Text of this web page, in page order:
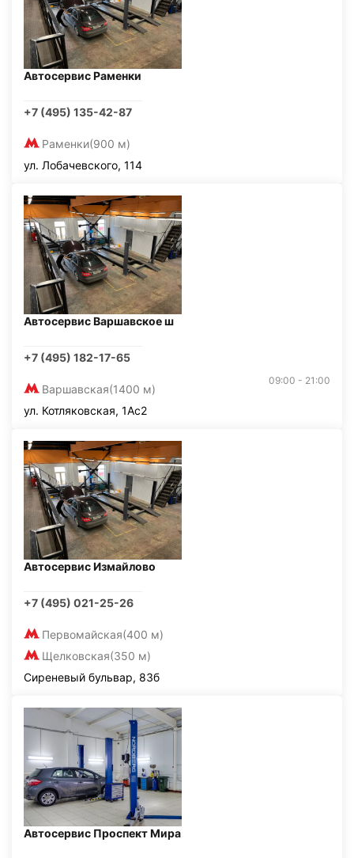
Автосервис Раменки
+7 (495) 135-42-87
Раменки(900 м)
ул. Лобачевского, 114
Автосервис Варшавское ш
+7 (495) 182-17-65
Варшавская(1400 м)
09:00 - 21:00
ул. Котляковская, 1Ас2
Автосервис Измайлово
+7 (495) 021-25-26
Первомайская(400 м)
Щелковская(350 м)
Сиреневый бульвар, 83б
Автосервис Проспект Мира